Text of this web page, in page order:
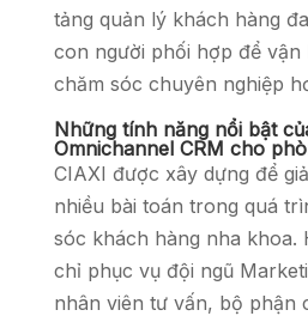
tảng quản lý khách hàng
con người phối hợp để
chăm sóc chuyên nghiệp
Những tính năng nổi bật
Omnichannel CRM cho
CIAXI được xây dựng để
nhiều bài toán trong quá
sóc khách hàng nha khoa.
chỉ phục vụ đội ngũ
nhân viên tư vấn, bộ phận